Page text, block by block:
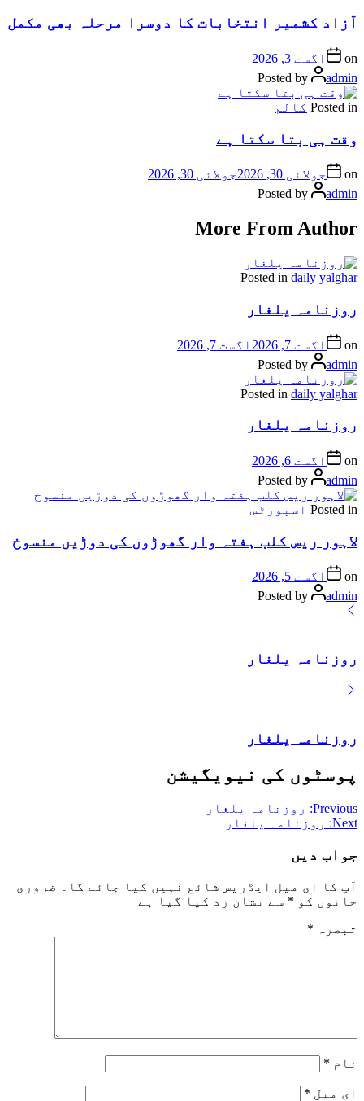
آزاد کشمیر انتخابات کا دوسرا مرحلہ بھی مکمل
on
اگست 3, 2026
Posted by
admin
Posted in کالم
وقت ہی بتا سکتا ہے
on جولائی 30, 2026
جولائی 30, 2026
Posted by
admin
More From Author
Posted in daily yalghar
روزنامہ یلغار
on اگست 7, 2026
اگست 7, 2026
Posted by
admin
Posted in daily yalghar
روزنامہ یلغار
on
اگست 6, 2026
Posted by
admin
Posted in اسپورٹس
لاہور ریس کلب ہفتہ وار گھوڑوں کی دوڑیں منسوخ
on
اگست 5, 2026
Posted by
admin
روزنامہ یلغار
روزنامہ یلغار
پوسٹوں کی نیویگیشن
Previous:
روزنامہ یلغار
Next:
روزنامہ یلغار
جواب دیں
آپ کا ای میل ایڈریس شائع نہیں کیا جائے گا۔
ضروری
خانوں کو * سے نشان زد کیا گیا ہے
تبصرہ *
نام *
ای میل *